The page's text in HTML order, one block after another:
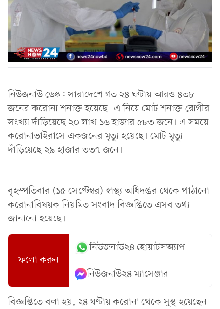
নিউজনাউ ডেস্ক: সারাদেশে গত ২৪ ঘণ্টায় আরও ৪৩৮
জনের করোনা শনাক্ত হয়েছে। এ নিয়ে মোট শনাক্ত রোগীর
সংখ্যা দাঁড়িয়েছে ২০ লাখ ১৬ হাজার ৫৮৩ জনে। এ সময়ে
করোনাভাইরাসে একজনের মৃত্যু হয়েছে। মোট মৃত্যু
দাঁড়িয়েছে ২৯ হাজার ৩৩৭ জনে।
বৃহস্পতিবার (১৫ সেপ্টেম্বর) স্বাস্থ্য অধিদপ্তর থেকে পাঠানো
করোনাবিষয়ক নিয়মিত সংবাদ বিজ্ঞপ্তিতে এসব তথ্য
জানানো হয়েছে।
ফলো করুন
নিউজনাউ২৪ হোয়াটসঅ্যাপ
নিউজনাউ২৪ ম্যাসেঞ্জার
বিজ্ঞপ্তিতে বলা হয়, ২৪ ঘণ্টায় করোনা থেকে সুস্থ হয়েছেন